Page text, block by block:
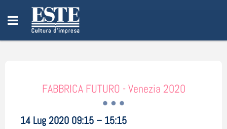
FABBRICA FUTURO - Venezia 2020
14 Lug 2020 09:15 – 15:15